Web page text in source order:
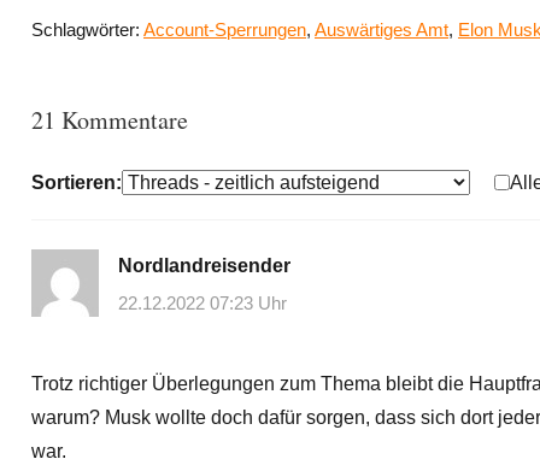
Schlagwörter: Account-Sperrungen, Auswärtiges Amt, Elon
21 Kommentare
Sortieren:
Nordlandreisender
22.12.2022 07:23 Uhr
Trotz richtiger Überlegungen zum Thema bleibt die
warum? Musk wollte doch dafür sorgen, dass sich dort
war.